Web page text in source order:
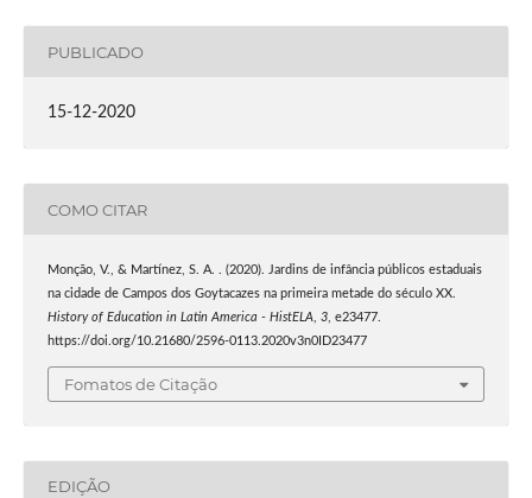
PUBLICADO
15-12-2020
COMO CITAR
Monção, V., & Martínez, S. A. . (2020). Jardins de infância públicos estaduais
na cidade de Campos dos Goytacazes na primeira metade do século XX.
History of Education in Latin America - HistELA, 3, e23477.
https://doi.org/10.21680/2596-0113.2020v3n0ID23477
Fomatos de Citação
EDIÇÃO